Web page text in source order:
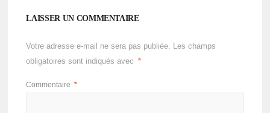
LAISSER UN COMMENTAIRE
Votre adresse e-mail ne sera pas publiée. Les champs
obligatoires sont indiqués avec
*
Commentaire *